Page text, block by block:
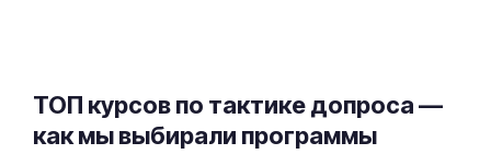
ТОП курсов по тактике допроса —
как мы выбирали программы